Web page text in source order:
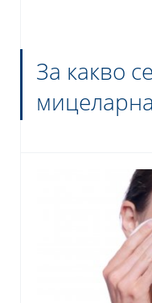
относно защита на
нашата политика за
За какво